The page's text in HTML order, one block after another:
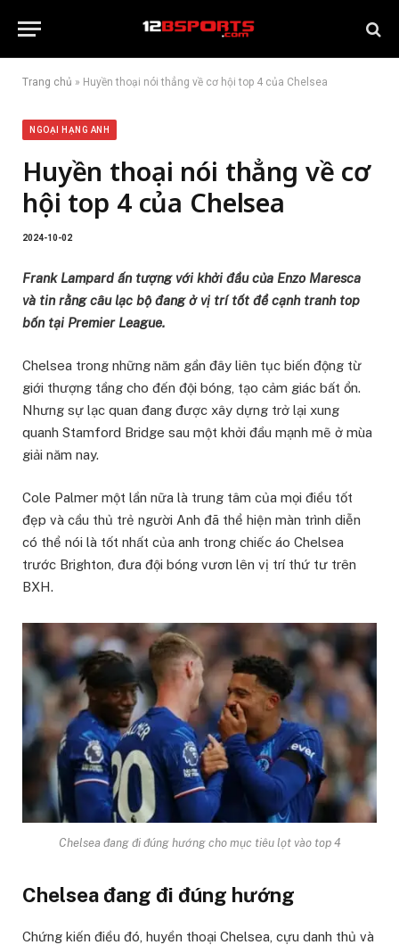
Trang chủ » Huyền thoại nói thẳng về cơ hội top 4 của Chelsea
NGOẠI HẠNG ANH
Huyền thoại nói thẳng về cơ
hội top 4 của Chelsea
2024-10-02
Frank Lampard ấn tượng với khởi đầu của Enzo Maresca
và tin rằng câu lạc bộ đang ở vị trí tốt để cạnh tranh top
bốn tại Premier League.
Chelsea trong những năm gần đây liên tục biến động từ
giới thượng tầng cho đến đội bóng, tạo cảm giác bất ổn.
Nhưng sự lạc quan đang được xây dựng trở lại xung
quanh Stamford Bridge sau một khởi đầu mạnh mẽ ở mùa
giải năm nay.
Cole Palmer một lần nữa là trung tâm của mọi điều tốt
đẹp và cầu thủ trẻ người Anh đã thể hiện màn trình diễn
có thể nói là tốt nhất của anh trong chiếc áo Chelsea
trước Brighton, đưa đội bóng vươn lên vị trí thứ tư trên
BXH.
Chelsea đang đi đúng hướng cho mục tiêu lọt vào top 4
Chelsea đang đi đúng hướng
Chứng kiến điều đó, huyền thoại Chelsea, cựu danh thủ và